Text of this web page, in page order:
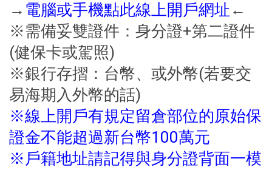
→ 電腦或手機點此線上開戶網址 ←
※需備妥雙證件：身分證+第二證件
(健保卡或駕照)
※銀行存摺：台幣、或外幣(若要交
易海期入外幣的話)
※線上開戶有規定留倉部位的原始保
證金不能超過新台幣100萬元
※戶籍地址請記得與身分證背面一模